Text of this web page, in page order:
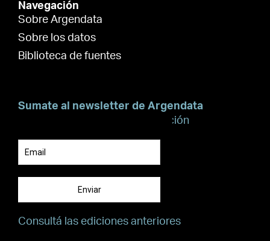
Navegación
Sobre Argendata
Sobre los datos
Biblioteca de fuentes
Sumate al newsletter de Argendata
Suscribite para recibir información
Enviar
Consultá las ediciones anteriores